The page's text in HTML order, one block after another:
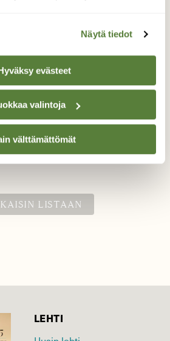
Näytä tiedot
evästeet
valintoja
välttämättömät
oksia ja korsia kuin
Lahti, Venetsia 10.6.2023
LISTAAN
LEHTI